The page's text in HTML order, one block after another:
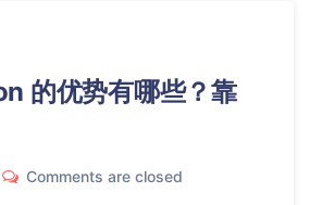
的优势有哪些？靠
Comments are closed